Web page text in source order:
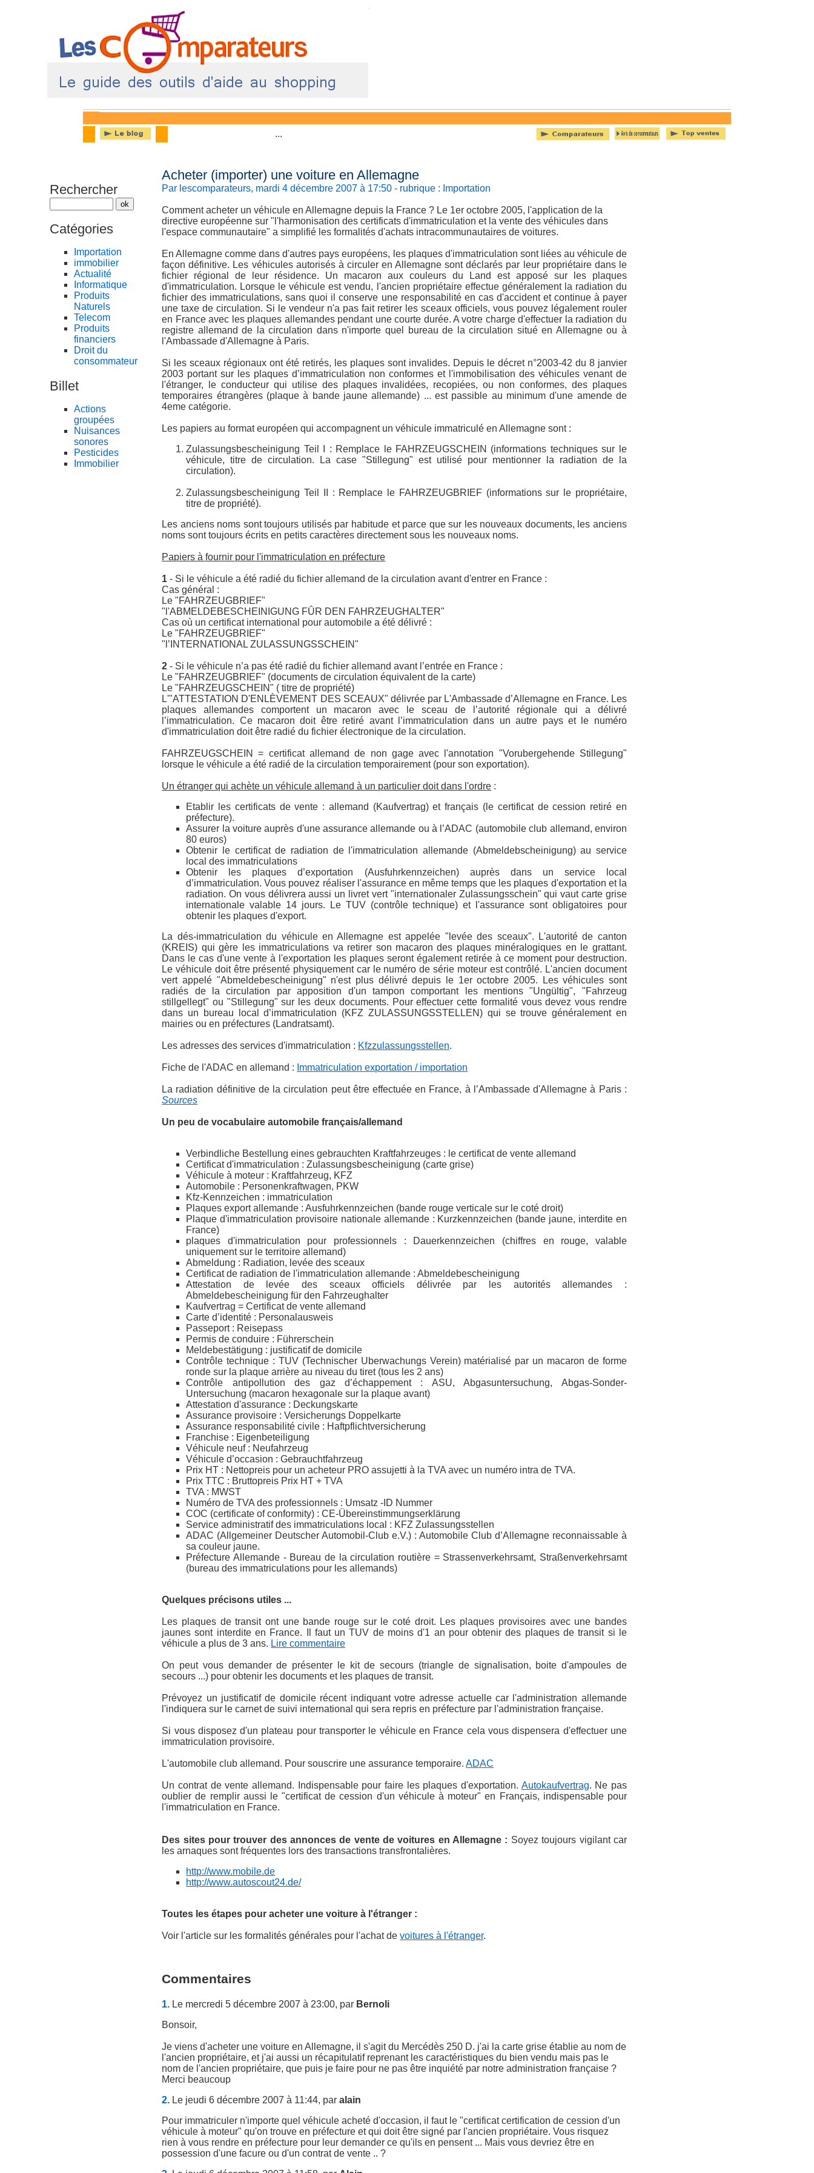
...
Rechercher
Catégories
Importation
immobilier
Actualité
Informatique
Produits
Naturels
Telecom
Produits
financiers
Droit du
consommateur
Billet
Actions
groupées
Nuisances
sonores
Pesticides
Immobilier
Acheter (importer) une voiture en Allemagne
Par lescomparateurs, mardi 4 décembre 2007 à 17:50- rubrique : Importation
Comment acheter un véhicule en Allemagne depuis la France ? Le 1er octobre 2005, l'application de la
directive européenne sur "l'harmonisation des certificats d'immatriculation et la vente des véhicules dans
l'espace communautaire" a simplifié les formalités d'achats intracommunautaires de voitures.
En Allemagne comme dans d'autres pays européens, les plaques d'immatriculation sont liées au véhicule de
façon définitive. Les véhicules autorisés à circuler en Allemagne sont déclarés par leur propriétaire dans le
fichier régional de leur résidence. Un macaron aux couleurs du Land est apposé sur les plaques
d'immatriculation. Lorsque le véhicule est vendu, l'ancien propriétaire effectue généralement la radiation du
fichier des immatriculations, sans quoi il conserve une responsabilité en cas d'accident et continue à payer
une taxe de circulation. Si le vendeur n'a pas fait retirer les sceaux officiels, vous pouvez légalement rouler
en France avec les plaques allemandes pendant une courte durée. A votre charge d'effectuer la radiation du
registre allemand de la circulation dans n'importe quel bureau de la circulation situé en Allemagne ou à
l'Ambassade d'Allemagne à Paris.
Si les sceaux régionaux ont été retirés, les plaques sont invalides. Depuis le décret n°2003-42 du 8 janvier
2003 portant sur les plaques d’immatriculation non conformes et l'immobilisation des véhicules venant de
l'étranger, le conducteur qui utilise des plaques invalidées, recopiées, ou non conformes, des plaques
temporaires étrangères (plaque à bande jaune allemande) ... est passible au minimum d'une amende de
4eme catégorie.
Les papiers au format européen qui accompagnent un véhicule immatriculé en Allemagne sont :
Zulassungsbescheinigung Teil I : Remplace le FAHRZEUGSCHEIN (informations techniques sur le
véhicule, titre de circulation. La case "Stillegung" est utilisé pour mentionner la radiation de la
circulation).
Zulassungsbescheinigung Teil II : Remplace le FAHRZEUGBRIEF (informations sur le propriétaire,
titre de propriété).
Les anciens noms sont toujours utilisés par habitude et parce que sur les nouveaux documents, les anciens
noms sont toujours écrits en petits caractères directement sous les nouveaux noms.
Papiers à fournir pour l'immatriculation en préfecture
1 - Si le véhicule a été radié du fichier allemand de la circulation avant d'entrer en France :
Cas général :
Le "FAHRZEUGBRIEF"
"l'ABMELDEBESCHEINIGUNG FÛR DEN FAHRZEUGHALTER"
Cas où un certificat international pour automobile a été délivré :
Le "FAHRZEUGBRIEF"
"l’INTERNATIONAL ZULASSUNGSSCHEIN"
2 - Si le véhicule n’a pas été radié du fichier allemand avant l’entrée en France :
Le "FAHRZEUGBRIEF" (documents de circulation équivalent de la carte)
Le "FAHRZEUGSCHEIN" ( titre de propriété)
L'"ATTESTATION D'ENLÈVEMENT DES SCEAUX" délivrée par L'Ambassade d’Allemagne en France. Les
plaques allemandes comportent un macaron avec le sceau de l’autorité régionale qui a délivré
l’immatriculation. Ce macaron doit être retiré avant l’immatriculation dans un autre pays et le numéro
d'immatriculation doit être radié du fichier électronique de la circulation.
FAHRZEUGSCHEIN = certificat allemand de non gage avec l'annotation "Vorubergehende Stillegung"
lorsque le véhicule a été radié de la circulation temporairement (pour son exportation).
Un étranger qui achète un véhicule allemand à un particulier doit dans l'ordre :
Etablir les certificats de vente : allemand (Kaufvertrag) et français (le certificat de cession retiré en
préfecture).
Assurer la voiture auprès d'une assurance allemande ou à l’ADAC (automobile club allemand, environ
80 euros)
Obtenir le certificat de radiation de l'immatriculation allemande (Abmeldebscheinigung) au service
local des immatriculations
Obtenir les plaques d’exportation (Ausfuhrkennzeichen) auprès dans un service local
d’immatriculation. Vous pouvez réaliser l'assurance en même temps que les plaques d'exportation et la
radiation. On vous délivrera aussi un livret vert "internationaler Zulassungsschein" qui vaut carte grise
internationale valable 14 jours. Le TUV (contrôle technique) et l'assurance sont obligatoires pour
obtenir les plaques d'export.
La dés-immatriculation du véhicule en Allemagne est appelée "levée des sceaux". L'autorité de canton
(KREIS) qui gère les immatriculations va retirer son macaron des plaques minéralogiques en le grattant.
Dans le cas d'une vente à l'exportation les plaques seront également retirée à ce moment pour destruction.
Le véhicule doit être présenté physiquement car le numéro de série moteur est contrôlé. L'ancien document
vert appelé "Abmeldebescheinigung" n'est plus délivré depuis le 1er octobre 2005. Les véhicules sont
radiés de la circulation par apposition d'un tampon comportant les mentions "Ungültig", "Fahrzeug
stillgellegt" ou "Stillegung" sur les deux documents. Pour effectuer cette formalité vous devez vous rendre
dans un bureau local d’immatriculation (KFZ ZULASSUNGSSTELLEN) qui se trouve généralement en
mairies ou en préfectures (Landratsamt).
Les adresses des services d'immatriculation : Kfzzulassungsstellen.
Fiche de l'ADAC en allemand : Immatriculation exportation / importation
La radiation définitive de la circulation peut être effectuée en France, à l’Ambassade d'Allemagne à Paris :
Sources
Un peu de vocabulaire automobile français/allemand
Verbindliche Bestellung eines gebrauchten Kraftfahrzeuges : le certificat de vente allemand
Certificat d'immatriculation : Zulassungsbescheinigung (carte grise)
Véhicule à moteur : Kraftfahrzeug, KFZ
Automobile : Personenkraftwagen, PKW
Kfz-Kennzeichen : immatriculation
Plaques export allemande : Ausfuhrkennzeichen (bande rouge verticale sur le coté droit)
Plaque d'immatriculation provisoire nationale allemande : Kurzkennzeichen (bande jaune, interdite en
France)
plaques d'immatriculation pour professionnels : Dauerkennzeichen (chiffres en rouge, valable
uniquement sur le territoire allemand)
Abmeldung : Radiation, levée des sceaux
Certificat de radiation de l'immatriculation allemande : Abmeldebescheinigung
Attestation de levée des sceaux officiels délivrée par les autorités allemandes :
Abmeldebescheinigung für den Fahrzeughalter
Kaufvertrag = Certificat de vente allemand
Carte d’identité : Personalausweis
Passeport : Reisepass
Permis de conduire : Führerschein
Meldebestätigung : justificatif de domicile
Contrôle technique : TUV (Technischer Uberwachungs Verein) matérialisé par un macaron de forme
ronde sur la plaque arrière au niveau du tiret (tous les 2 ans)
Contrôle antipollution des gaz d’échappement : ASU, Abgasuntersuchung, Abgas-Sonder-
Untersuchung (macaron hexagonale sur la plaque avant)
Attestation d'assurance : Deckungskarte
Assurance provisoire : Versicherungs Doppelkarte
Assurance responsabilité civile : Haftpflichtversicherung
Franchise : Eigenbeteiligung
Véhicule neuf : Neufahrzeug
Véhicule d’occasion : Gebrauchtfahrzeug
Prix HT : Nettopreis pour un acheteur PRO assujetti à la TVA avec un numéro intra de TVA.
Prix TTC : Bruttopreis Prix HT + TVA
TVA : MWST
Numéro de TVA des professionnels : Umsatz -ID Nummer
COC (certificate of conformity) : CE-Übereinstimmungserklärung
Service administratif des immatriculations local : KFZ Zulassungsstellen
ADAC (Allgemeiner Deutscher Automobil-Club e.V.) : Automobile Club d’Allemagne reconnaissable à
sa couleur jaune.
Préfecture Allemande - Bureau de la circulation routière = Strassenverkehrsamt, Straßenverkehrsamt
(bureau des immatriculations pour les allemands)
Quelques précisons utiles ...
Les plaques de transit ont une bande rouge sur le coté droit. Les plaques provisoires avec une bandes
jaunes sont interdite en France. Il faut un TUV de moins d'1 an pour obtenir des plaques de transit si le
véhicule a plus de 3 ans. Lire commentaire
On peut vous demander de présenter le kit de secours (triangle de signalisation, boite d'ampoules de
secours ...) pour obtenir les documents et les plaques de transit.
Prévoyez un justificatif de domicile récent indiquant votre adresse actuelle car l'administration allemande
l'indiquera sur le carnet de suivi international qui sera repris en préfecture par l'administration française.
Si vous disposez d'un plateau pour transporter le véhicule en France cela vous dispensera d'effectuer une
immatriculation provisoire.
L'automobile club allemand. Pour souscrire une assurance temporaire.ADAC
Un contrat de vente allemand. Indispensable pour faire les plaques d'exportation. Autokaufvertrag. Ne pas
oublier de remplir aussi le "certificat de cession d'un véhicule à moteur" en Français, indispensable pour
l'immatriculation en France.
Des sites pour trouver des annonces de vente de voitures en Allemagne : Soyez toujours vigilant car
les arnaques sont fréquentes lors des transactions transfrontalières.
http://www.mobile.de
http://www.autoscout24.de/
Toutes les étapes pour acheter une voiture à l'étranger :
Voir l'article sur les formalités générales pour l'achat devoitures à l'étranger.
Commentaires
1. Le mercredi 5 décembre 2007 à 23:00, par Bernoli
Bonsoir,
Je viens d'acheter une voiture en Allemagne, il s'agit du Mercédès 250 D. j'ai la carte grise établie au nom de
l'ancien propriétaire, et j'ai aussi un récapitulatif reprenant les caractéristiques du bien vendu mais pas le
nom de l'ancien propriétaire, que puis je faire pour ne pas être inquiété par notre administration française ?
Merci beaucoup
2. Le jeudi 6 décembre 2007 à 11:44, paralain
Pour immatriculer n'importe quel véhicule acheté d'occasion, il faut le "certificat certification de cession d'un
véhicule à moteur" qu'on trouve en préfecture et qui doit être signé par l'ancien propriétaire. Vous risquez
rien à vous rendre en préfecture pour leur demander ce qu'ils en pensent ... Mais vous devriez être en
possession d'une facure ou d'un contrat de vente .. ?